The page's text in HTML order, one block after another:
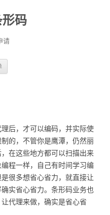
码
请
后，才可以编码，并实际使
的，不管你是鹰潭，仍然丽
在这些地方都可以扫描出来
程一样，自己有时间学习编
很多想省心省力，就直接让
实省心省力。条形码业务也
代理来做，确实是省心省